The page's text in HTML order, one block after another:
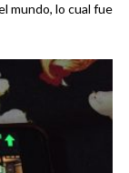
mundo, lo cual fue